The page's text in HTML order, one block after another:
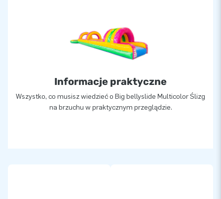
Informacje praktyczne
Wszystko, co musisz wiedzieć o Big bellyslide Multicolor Ślizg
na brzuchu w praktycznym przeglądzie.